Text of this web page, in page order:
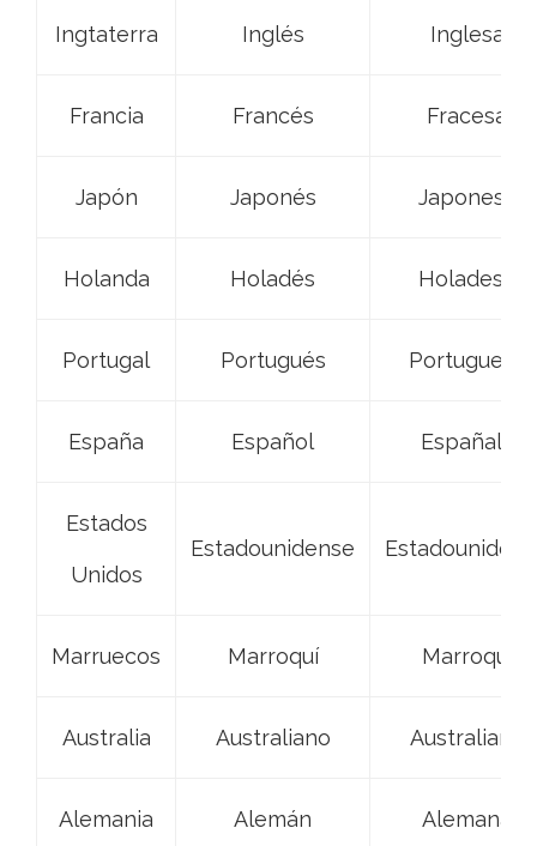
Ingtaterra Inglés Inglesa
Francia Francés Fracesa
Japón Japonés Japonesa
Holanda Holadés Holadesa
Portugal Portugués Portuguesa
España Español Españala
Estados
Unidos
Estadounidense
Marruecos Marroquí Marroquí
Australia Australiano Australiana
Alemania Alemán Alemana